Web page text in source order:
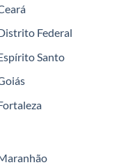
Federal
Santo